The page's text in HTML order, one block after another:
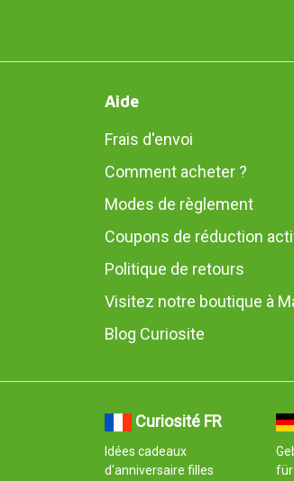
Aide
Frais d'envoi
Comment acheter ?
Modes de règlement
Coupons de réduction
Politique de retours
Visitez notre boutique à
Blog Curiosite
Curiosité FR
Idées cadeaux
d'anniversaire filles
für